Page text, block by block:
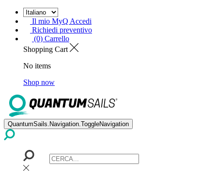
Il mio MyQ Accedi
Richiedi preventivo
(0) Carrello
Shopping Cart
No items
Shop now
QuantumSails.Navigation.ToggleNavigation